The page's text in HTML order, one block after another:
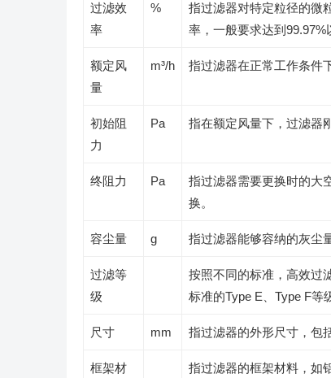
过滤效
率
%
指过滤器对特定粒径的微
率，一般要求达到99.97%
额定风
量
m³/h 指过滤器在正常工作条件
初始阻
力
Pa 指在额定风量下，过滤器
终阻力 Pa
指过滤器需要更换时的大
换。
容尘量 g 指过滤器能够容纳的灰尘
过滤等
级
按照不同的标准，高效过
标准的Type E、Type F等
尺寸 mm 指过滤器的外形尺寸，包
框架材
指过滤器的框架材料，如